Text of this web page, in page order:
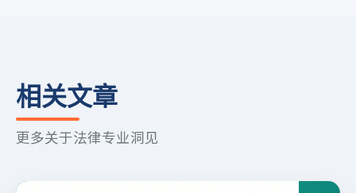
相关文章
更多关于法律专业洞见